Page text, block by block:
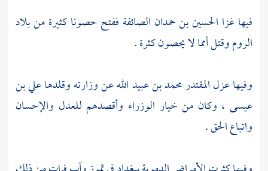
فيها غزا الحسين بن حمدان الصائفة ففتح حصونا كثيرة من بلاد
الروم وقتل أمما لا يحصون كثرة .
وفيها عزلالمقتدرمحمد بن عبيد اللهعن وزارته وقلدهاعلي بن
عيسى ، وكان من خيار الوزراء وأقصدهم للعدل والإحسان
واتباع الحق .